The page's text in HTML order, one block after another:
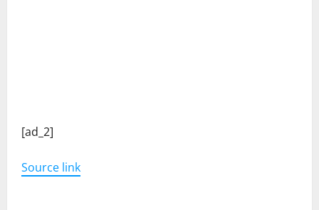
C
o
[ad_2]
Source link